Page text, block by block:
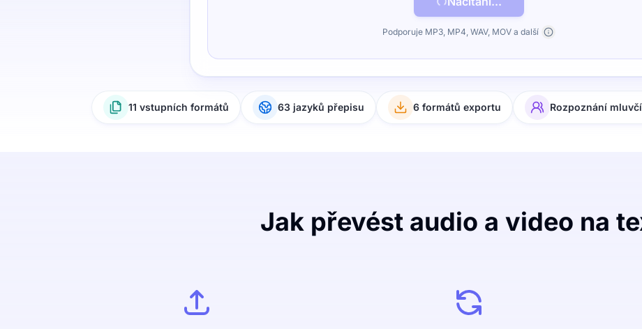
Podporuje MP3, MP4, WAV, MOV a další
11 vstupních formátů 63 jazyků přepisu 6 formátů exportu Rozpoznání
Jak převést audio a video na